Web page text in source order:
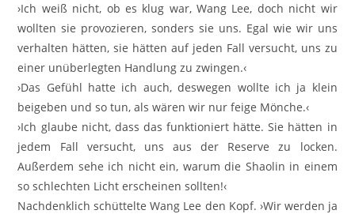
›Ich weiß nicht, ob es klug war, Wang Lee, doch nicht wir
wollten sie provozieren, sonders sie uns. Egal wie wir uns
verhalten hätten, sie hätten auf jeden Fall versucht, uns zu
einer unüberlegten Handlung zu zwingen.‹
›Das Gefühl hatte ich auch, deswegen wollte ich ja klein
beigeben und so tun, als wären wir nur feige Mönche.‹
›Ich glaube nicht, dass das funktioniert hätte. Sie hätten in
jedem Fall versucht, uns aus der Reserve zu locken.
Außerdem sehe ich nicht ein, warum die Shaolin in einem
so schlechten Licht erscheinen sollten!‹
Nachdenklich schüttelte Wang Lee den Kopf. ›Wir werden ja